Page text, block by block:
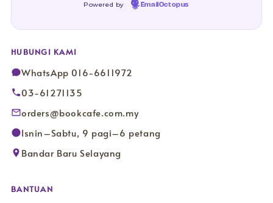
Powered by EmailOctopus
HUBUNGI KAMI
WhatsApp 016-6611972
03-61271135
orders@bookcafe.com.my
Isnin–Sabtu, 9 pagi–6 petang
Bandar Baru Selayang
BANTUAN